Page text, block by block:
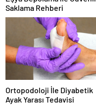
Saklama Rehberi
Ortopodoloji İle Diyabetik
Ayak Yarası Tedavisi